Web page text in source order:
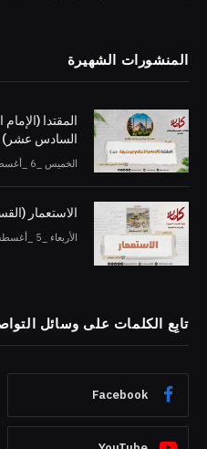
المنشورات الشهيرة
المقتدا
السادس عشر)
الخميس _6 _أغسطس _2026AH 6-8-2026AD
الاستعمار
الأربعاء _5 _أغسطس _2026AH 5-8-2026AD
تابِع الكلمات على وسائل
Facebook